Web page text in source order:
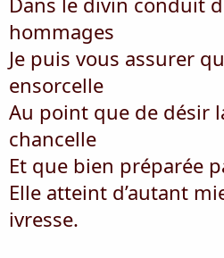
hommages
Je puis vous assurer
ensorcelle
Au point que de désir
chancelle
Et que bien préparée
Elle atteint d’autant
ivresse.